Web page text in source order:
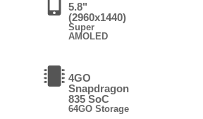
5.8"
(2960x1440)
Super
AMOLED
4GO
Snapdragon
835 SoC
64GO Storage